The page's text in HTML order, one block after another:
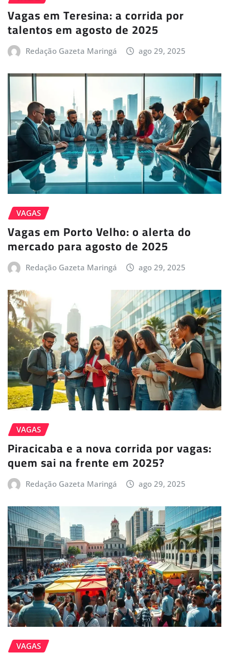
Vagas em Teresina: a corrida por
talentos em agosto de 2025
Redação Gazeta Maringá ago 29, 2025
VAGAS
Vagas em Porto Velho: o alerta do
mercado para agosto de 2025
Redação Gazeta Maringá ago 29, 2025
VAGAS
Piracicaba e a nova corrida por vagas:
quem sai na frente em 2025?
Redação Gazeta Maringá ago 29, 2025
VAGAS